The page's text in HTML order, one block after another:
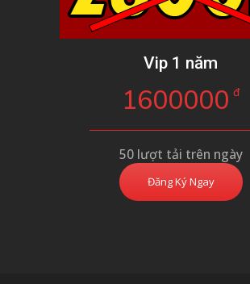
Vip 1 năm
1600000 đ
50 lượt tải trên ngày
Đăng Ký Ngay